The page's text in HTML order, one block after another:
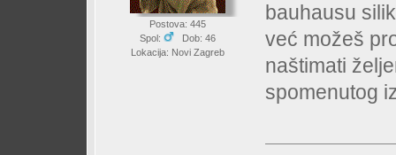
Postova: 445
Spol:
Dob: 46
Lokacija: Novi Zagreb
bauhausu
već možeš
naštimati
spomenutog